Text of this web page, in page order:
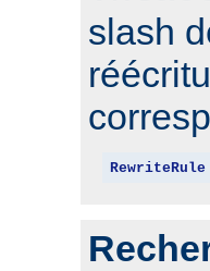
slash
RewriteRule